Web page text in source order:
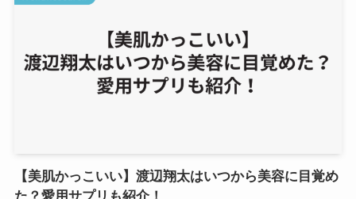
【美肌かっこいい】渡辺翔太はいつから美容に目覚め